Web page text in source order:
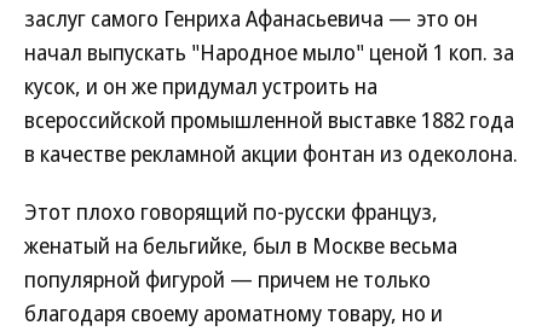
заслуг самого Генриха Афанасьевича — это он
начал выпускать "Народное мыло" ценой 1 коп. за
кусок, и он же придумал устроить на
всероссийской промышленной выставке 1882 года
в качестве рекламной акции фонтан из одеколона.
Этот плохо говорящий по-русски француз,
женатый на бельгийке, был в Москве весьма
популярной фигурой — причем не только
благодаря своему ароматному товару, но и